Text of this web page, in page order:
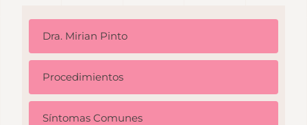
Dra. Mirian Pinto
Procedimientos
Síntomas Comunes